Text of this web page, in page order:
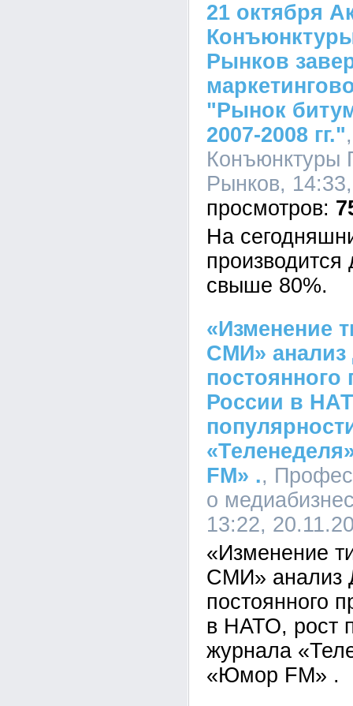
21 октября
Рынков
"Рынок
2007-2008 гг."
Рынков,
На
свыше 80%.
«Изменение
СМИ» анализ
постоянного
России в
FM» .,
о
13:22,
«Изменение
СМИ» анализ
постоянного
в НАТО, рост
журнала
«Юмор FM» .